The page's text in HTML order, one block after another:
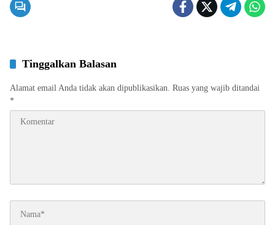
Tinggalkan Balasan
Alamat email Anda tidak akan dipublikasikan. Ruas yang wajib ditandai
*